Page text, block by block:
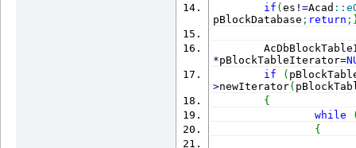
if (es !=Acad ::
pBlockDatabase ; return ;
*pBlockTableIterator=
if
(
>newIterator(
{
while
{